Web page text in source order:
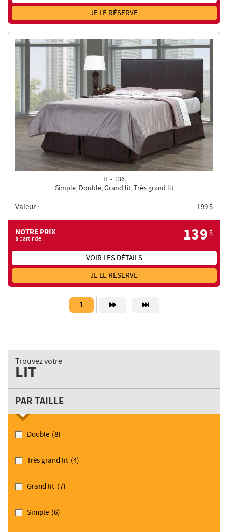
JE LE RÉSERVE
IF - 136
Simple, Double, Grand lit, Très grand lit
Valeur : 199 $
NOTRE PRIX
à partir de : 139 $
VOIR LES DÉTAILS
JE LE RÉSERVE
1
Trouvez votre
LIT
PAR TAILLE
Double (8)
Très grand lit (4)
Grand lit (7)
Simple (6)